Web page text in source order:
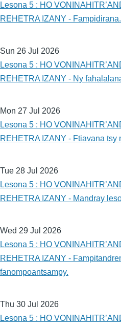
Lesona 5 : HO
REHETRA IZANY - Fampidirana.
Sun 26 Jul 2026
Lesona 5 : HO
REHETRA IZANY - Ny
Mon 27 Jul 2026
Lesona 5 : HO
REHETRA IZANY - Ftiavana tsy
Tue 28 Jul 2026
Lesona 5 : HO
REHETRA IZANY - Mandray
Wed 29 Jul 2026
Lesona 5 : HO
REHETRA IZANY -
fanompoantsampy.
Thu 30 Jul 2026
Lesona 5 : HO